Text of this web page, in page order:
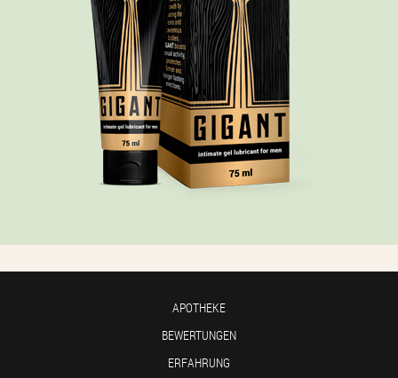
APOTHEKE
BEWERTUNGEN
ERFAHRUNG